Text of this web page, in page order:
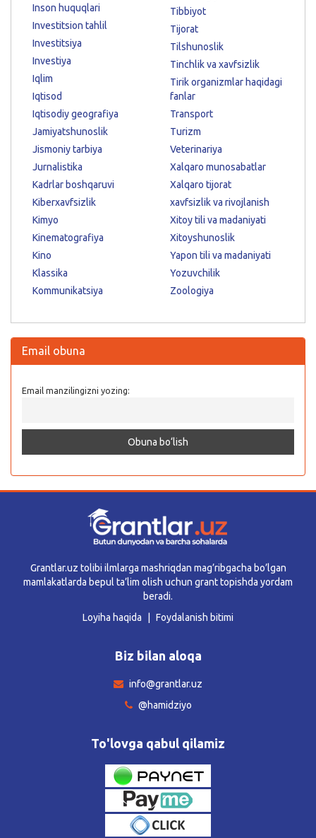
Inson huquqlari
Investitsion tahlil
Investitsiya
Investiya
Iqlim
Iqtisod
Iqtisodiy geografiya
Jamiyatshunoslik
Jismoniy tarbiya
Jurnalistika
Kadrlar boshqaruvi
Kiberxavfsizlik
Kimyo
Kinematografiya
Kino
Klassika
Kommunikatsiya
Tibbiyot
Tijorat
Tilshunoslik
Tinchlik va xavfsizlik
Tirik organizmlar haqidagi
fanlar
Transport
Turizm
Veterinariya
Xalqaro munosabatlar
Xalqaro tijorat
xavfsizlik va rivojlanish
Xitoy tili va madaniyati
Xitoyshunoslik
Yapon tili va madaniyati
Yozuvchilik
Zoologiya
Email obuna
Email manzilingizni yozing:
Grantlar.uz tolibi ilmlarga mashriqdan mag’ribgacha bo’lgan
mamlakatlarda bepul ta’lim olish uchun grant topishda yordam
beradi.
Loyiha haqida
Foydalanish bitimi
Biz bilan aloqa
info@grantlar.uz
@hamidziyo
To'lovga qabul qilamiz